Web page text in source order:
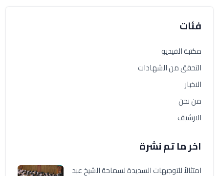
فئات
مكتبة الفيديو
التحقق من الشهادات
الاخبار
من نحن
الارشيف
اخر ما تم نشرة
امتثالاً للتوجيهات السديدة لسماحة الشيخ عبد